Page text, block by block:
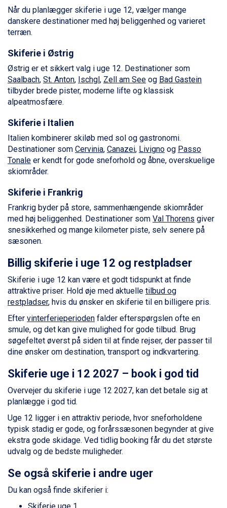
La Thuile fra DKK 4.595
Val Thorens fra DKK 5.395
Cervinia fra DKK 5.295
Passo Tonale fra DKK 3.795
Saalbach fra DKK 5.945
Sölden fra DKK 8.445
Champoluc fra DKK 3.795
Sestriere fra DKK 4.395
Fieberbrunn fra DKK 6.145
Wagrain fra DKK 4.645
Ischgl fra DKK 7.095
St. Anton fra DKK 7.245
Zell am See fra DKK 4.095
Livigno fra DKK 4.145
Canazei fra DKK 4.745
Alleghe fra DKK 5.595
Bad Gastein fra DKK 4.195
Sauze dOulx fra DKK 4.045
Arabba fra DKK 7.045
La Thuile fra DKK 4.595
Cervinia fra DKK 5.295
Bad Hofgastein fra DKK 5.495
Passo Tonale fra DKK 3.795
Saalbach fra DKK 5.945
Sölden fra DKK 8.445
Champoluc fra DKK 3.795
Sestriere fra DKK 4.395
Fieberbrunn fra DKK 6.145
Wagrain fra DKK 4.645
St. Anton fra DKK 7.245
Zell am See fra DKK 4.095
Livigno fra DKK 4.145
Canazei fra DKK 4.745
Ponte di Legno fra DKK 4.745
Alleghe fra DKK 5.595
Bad Gastein fra DKK 4.195
Sauze dOulx fra DKK 4.045
La Thuile fra DKK 4.595
Val Thorens fra DKK 5.395
Cervinia fra DKK 5.295
Når du planlægger skiferie i uge 12, vælger mange
danskere destinationer med høj beliggenhed og varieret
terræn.
Skiferie i Østrig
Østrig er et sikkert valg i uge 12. Destinationer som
Saalbach, St. Anton, Ischgl, Zell am See og Bad Gastein
tilbyder brede pister, moderne lifte og klassisk
alpeatmosfære.
Skiferie i Italien
Italien kombinerer skiløb med sol og gastronomi.
Destinationer som Cervinia, Canazei, Livigno og Passo
Tonale er kendt for gode sneforhold og åbne, overskuelige
skiområder.
Skiferie i Frankrig
Frankrig byder på store, sammenhængende skiområder
med høj beliggenhed. Destinationer som Val Thorens giver
snesikkerhed og mange kilometer piste, selv senere på
sæsonen.
Billig skiferie i uge 12 og restpladser
Skiferie i uge 12 kan være et godt tidspunkt at finde
attraktive priser. Hold øje med aktuelle tilbud og
restpladser, hvis du ønsker en skiferie til en billigere pris.
Efter vinterferieperioden falder efterspørgslen ofte en
smule, og det kan give mulighed for gode tilbud. Brug
søgefeltet øverst på siden til at finde rejser, der passer til
dine ønsker om destination, transport og indkvartering.
Skiferie uge i 12 2027 – book i god tid
Overvejer du skiferie i uge 12 2027, kan det betale sig at
planlægge i god tid.
Uge 12 ligger i en attraktiv periode, hvor sneforholdene
typisk stadig er gode, og forårssæsonen begynder at give
ekstra gode skidage. Ved tidlig booking får du det største
udvalg og de bedste muligheder.
Se også skiferie i andre uger
Du kan også finde skiferier i: